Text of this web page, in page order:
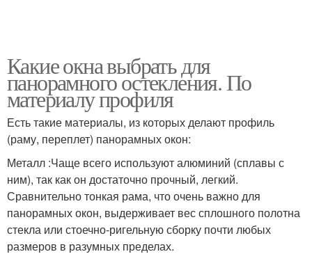
Какие окна выбрать для
панорамного остекления. По
материалу профиля
Есть такие материалы, из которых делают профиль
(раму, переплет) панорамных окон:
Металл :Чаще всего используют алюминий (сплавы с
ним), так как он достаточно прочный, легкий.
Сравнительно тонкая рама, что очень важно для
панорамных окон, выдерживает вес сплошного полотна
стекла или стоечно-ригельную сборку почти любых
размеров в разумных пределах.